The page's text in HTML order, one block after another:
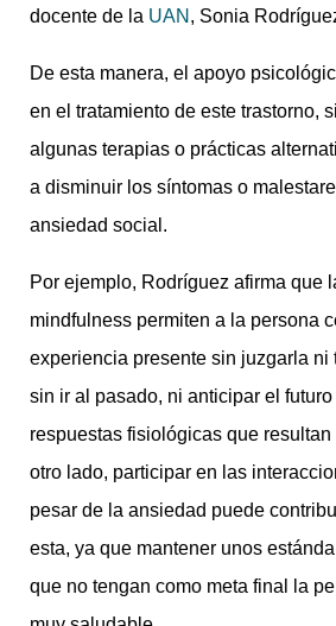
docente de la UAN , Sonia
De esta manera, el apoyo
en el tratamiento de este trastorno,
algunas terapias o prácticas
a disminuir los síntomas o
ansiedad social.
Por ejemplo, Rodríguez afirma que
mindfulness permiten a la persona
experiencia presente sin juzgarla ni
sin ir al pasado, ni anticipar el
respuestas fisiológicas que
otro lado, participar en las
pesar de la ansiedad puede
esta, ya que mantener unos
que no tengan como meta final la